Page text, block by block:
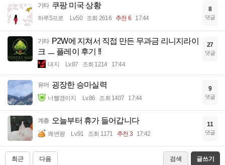
기타 쿠팡 미국 상황
하루5프로 Lv.50 조회 2616 추천 6 17:44
8
댓글
기타 P2W에 지쳐서 직접 만든 무과금 리니지라이
크 ㅡ 플레이 후기 !!
대지 Lv.87 조회 1214 17:44
27
댓글
유머 굉장한 승마실력
너빨갱이지 Lv.86 조회 1407 17:44
9
댓글
계층 오늘부터 휴가 들어갑니다
쾌변왕 Lv.91 조회 1171 추천 3 17:42
11
댓글
최근 다음 검색 글쓰기